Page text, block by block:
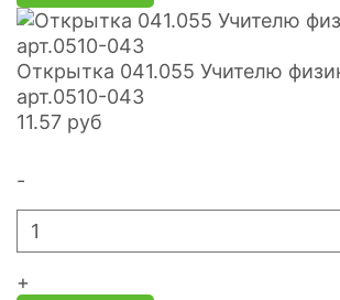
Открытка 041.055 Учителю
арт.0510-043
11.57 руб
-
+